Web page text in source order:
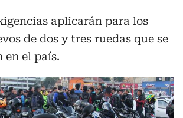
aplicarán para los
de dos y tres ruedas que se
en el país.